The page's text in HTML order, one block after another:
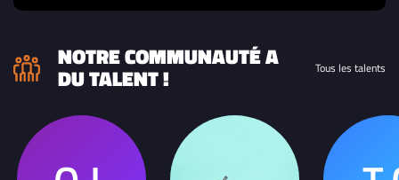
NOTRE COMMUNAUTÉ A
DU TALENT ! Tous les talents